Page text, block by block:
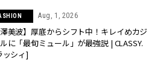
Aug, 1, 2026
澤美波】厚底からシフト中！キレイめカジ
に「最旬ミュール」が最強説 | CLASSY.
ッシィ]